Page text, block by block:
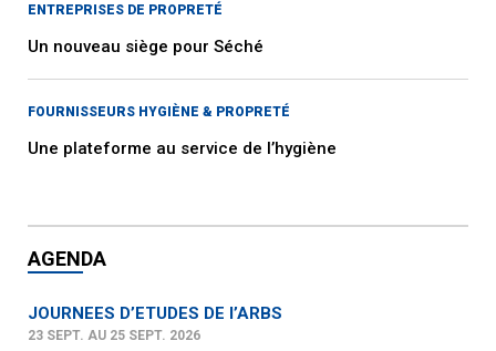
ENTREPRISES DE PROPRETÉ
Un nouveau siège pour Séché
FOURNISSEURS HYGIÈNE & PROPRETÉ
Une plateforme au service de l’hygiène
AGENDA
JOURNEES D’ETUDES DE l’ARBS
23 SEPT. AU 25 SEPT. 2026